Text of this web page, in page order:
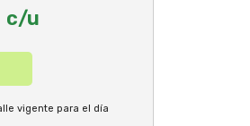
c/u
vigente para el día